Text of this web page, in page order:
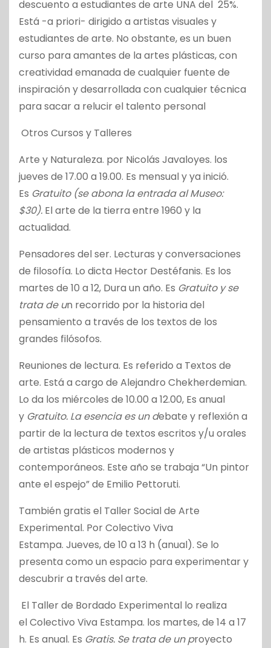
descuento a estudiantes de arte UNA del 25%.
Está -a priori- dirigido a artistas visuales y
estudiantes de arte. No obstante, es un buen
curso para amantes de la artes plásticas, con
creatividad emanada de cualquier fuente de
inspiración y desarrollada con cualquier técnica
para sacar a relucir el talento personal
Otros Cursos y Talleres
Arte y Naturaleza. por Nicolás Javaloyes. los
jueves de 17.00 a 19.00. Es mensual y ya inició.
Es Gratuito (se abona la entrada al Museo:
$30). El arte de la tierra entre 1960 y la
actualidad.
Pensadores del ser. Lecturas y conversaciones
de filosofía. Lo dicta Hector Destéfanis. Es los
martes de 10 a 12, Dura un año. Es Gratuito y se
trata de un recorrido por la historia del
pensamiento a través de los textos de los
grandes filósofos.
Reuniones de lectura. Es referido a Textos de
arte. Está a cargo de Alejandro Chekherdemian.
Lo da los miércoles de 10.00 a 12.00, Es anual
y Gratuito. La esencia es un debate y reflexión a
partir de la lectura de textos escritos y/u orales
de artistas plásticos modernos y
contemporáneos. Este año se trabaja “Un pintor
ante el espejo” de Emilio Pettoruti.
También gratis el Taller Social de Arte
Experimental. Por Colectivo Viva
Estampa. Jueves, de 10 a 13 h (anual). Se lo
presenta como un espacio para experimentar y
descubrir a través del arte.
El Taller de Bordado Experimental lo realiza
elColectivo Viva Estampa. los martes, de 14 a 17
h. Es anual. Es Gratis. Se trata de un proyecto